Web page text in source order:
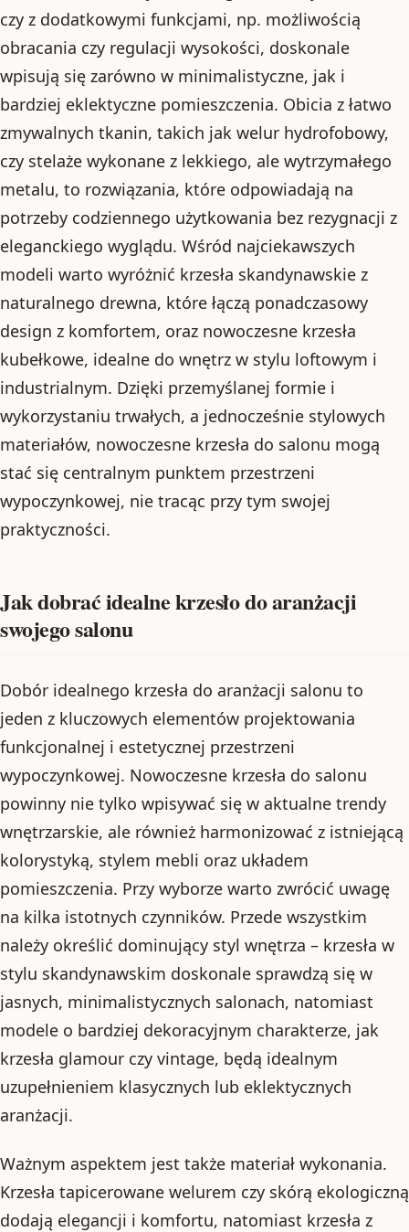
czy z dodatkowymi funkcjami, np. możliwością
obracania czy regulacji wysokości, doskonale
wpisują się zarówno w minimalistyczne, jak i
bardziej eklektyczne pomieszczenia. Obicia z łatwo
zmywalnych tkanin, takich jak welur hydrofobowy,
czy stelaże wykonane z lekkiego, ale wytrzymałego
metalu, to rozwiązania, które odpowiadają na
potrzeby codziennego użytkowania bez rezygnacji z
eleganckiego wyglądu. Wśród najciekawszych
modeli warto wyróżnić krzesła skandynawskie z
naturalnego drewna, które łączą ponadczasowy
design z komfortem, oraz nowoczesne krzesła
kubełkowe, idealne do wnętrz w stylu loftowym i
industrialnym. Dzięki przemyślanej formie i
wykorzystaniu trwałych, a jednocześnie stylowych
materiałów, nowoczesne krzesła do salonu mogą
stać się centralnym punktem przestrzeni
wypoczynkowej, nie tracąc przy tym swojej
praktyczności.
Jak dobrać idealne krzesło do aranżacji
swojego salonu
Dobór idealnego krzesła do aranżacji salonu to
jeden z kluczowych elementów projektowania
funkcjonalnej i estetycznej przestrzeni
wypoczynkowej. Nowoczesne krzesła do salonu
powinny nie tylko wpisywać się w aktualne trendy
wnętrzarskie, ale również harmonizować z istniejącą
kolorystyką, stylem mebli oraz układem
pomieszczenia. Przy wyborze warto zwrócić uwagę
na kilka istotnych czynników. Przede wszystkim
należy określić dominujący styl wnętrza – krzesła w
stylu skandynawskim doskonale sprawdzą się w
jasnych, minimalistycznych salonach, natomiast
modele o bardziej dekoracyjnym charakterze, jak
krzesła glamour czy vintage, będą idealnym
uzupełnieniem klasycznych lub eklektycznych
aranżacji.
Ważnym aspektem jest także materiał wykonania.
Krzesła tapicerowane welurem czy skórą ekologiczną
dodają elegancji i komfortu, natomiast krzesła z